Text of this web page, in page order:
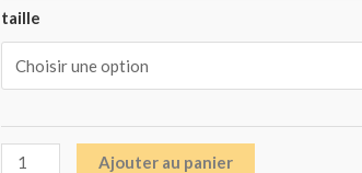
taille
Ajouter au panier